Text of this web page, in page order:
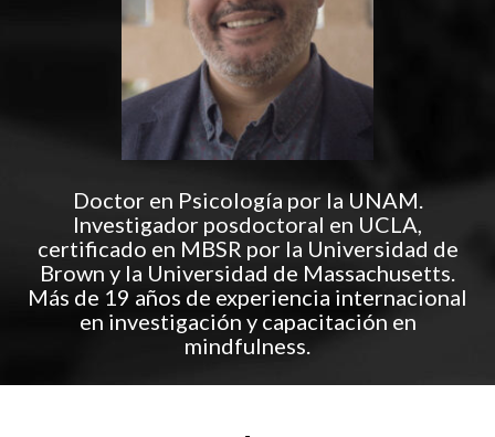
Doctor en Psicología por la UNAM.
Investigador posdoctoral en UCLA,
certificado en MBSR por la Universidad de
Brown y la Universidad de Massachusetts.
Más de 19 años de experiencia internacional
en investigación y capacitación en
mindfulness.